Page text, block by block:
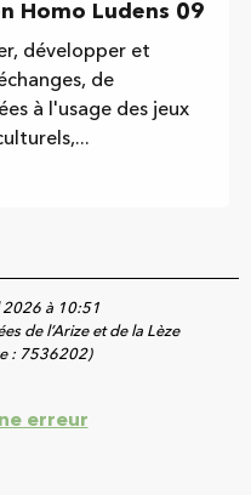
Homo Ludens 09
développer et
de
à l'usage des jeux
2026 à 10:51
de l’Arize et de la Lèze
: 7536202)
erreur